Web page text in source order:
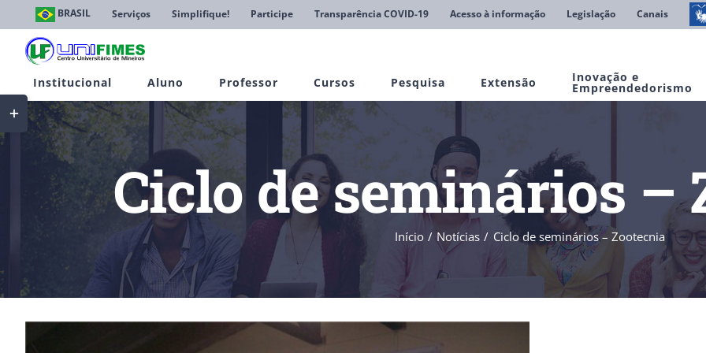
conteúdo
BRASIL Serviços Simplifique! Participe Transparência COVID-19 Acesso à informação Legislação Canais
Institucional Aluno Professor Cursos Pesquisa Extensão Inovação e
Empreendedorismo
Ciclo de seminários –
Início Notícias Ciclo de seminários – Zootecnia
Toggle
Sliding
Bar